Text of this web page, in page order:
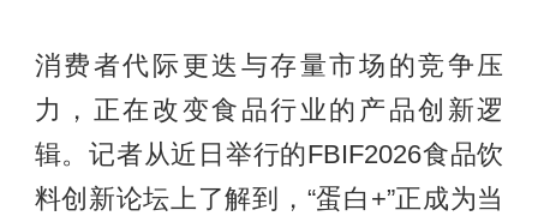
消费者代际更迭与存量市场的竞争压
力，正在改变食品行业的产品创新逻
辑。记者从近日举行的FBIF2026食品饮
料创新论坛上了解到，“蛋白+”正成为当